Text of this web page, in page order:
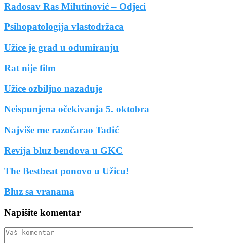
Radosav Ras Milutinović – Odjeci
Psihopatologija vlastodržaca
Užice je grad u odumiranju
Rat nije film
Užice ozbiljno nazaduje
Neispunjena očekivanja 5. oktobra
Najviše me razočarao Tadić
Revija bluz bendova u GKC
The Bestbeat ponovo u Užicu!
Bluz sa vranama
Napišite komentar